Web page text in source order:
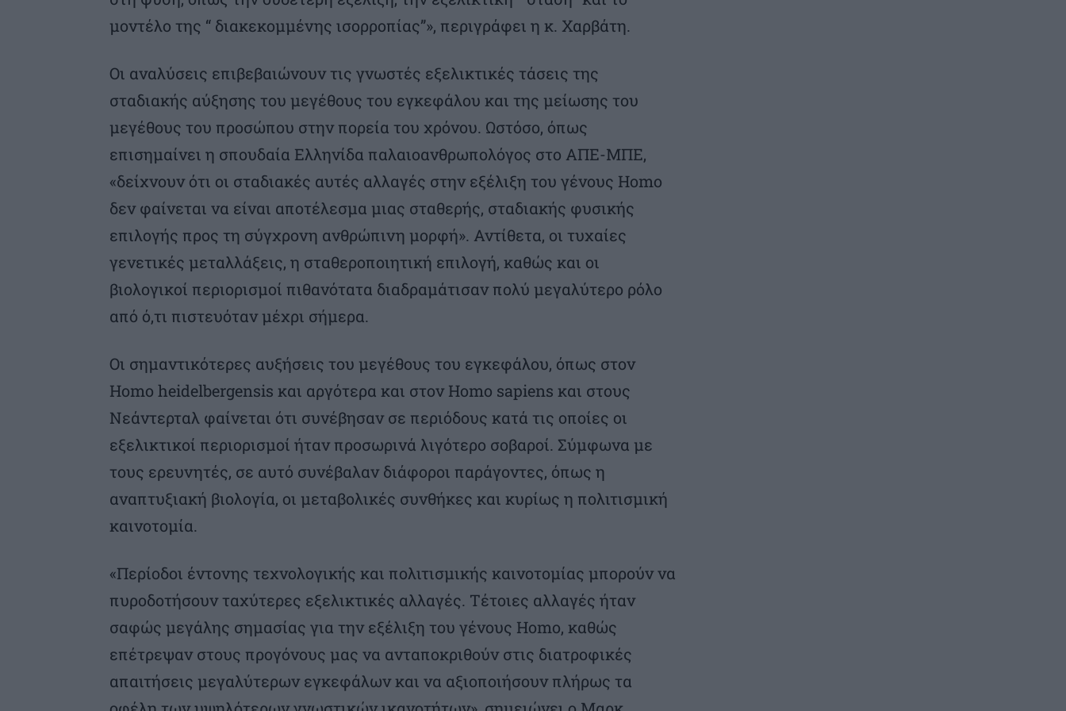
μοντέλο της “ διακεκομμένης ισορροπίας”», περιγράφει η κ. Χαρβάτη.
Οι αναλύσεις επιβεβαιώνουν τις γνωστές εξελικτικές τάσεις της
σταδιακής αύξησης του μεγέθους του εγκεφάλου και της μείωσης του
μεγέθους του προσώπου στην πορεία του χρόνου. Ωστόσο, όπως
επισημαίνει η σπουδαία Ελληνίδα παλαιοανθρωπολόγος στο ΑΠΕ-ΜΠΕ,
«δείχνουν ότι οι σταδιακές αυτές αλλαγές στην εξέλιξη του γένους Homo
δεν φαίνεται να είναι αποτέλεσμα μιας σταθερής, σταδιακής φυσικής
επιλογής προς τη σύγχρονη ανθρώπινη μορφή». Αντίθετα, οι τυχαίες
γενετικές μεταλλάξεις, η σταθεροποιητική επιλογή, καθώς και οι
βιολογικοί περιορισμοί πιθανότατα διαδραμάτισαν πολύ μεγαλύτερο ρόλο
από ό,τι πιστευόταν μέχρι σήμερα.
Οι σημαντικότερες αυξήσεις του μεγέθους του εγκεφάλου, όπως στον
Homo heidelbergensis και αργότερα και στον Homo sapiens και στους
Νεάντερταλ φαίνεται ότι συνέβησαν σε περιόδους κατά τις οποίες οι
εξελικτικοί περιορισμοί ήταν προσωρινά λιγότερο σοβαροί. Σύμφωνα με
τους ερευνητές, σε αυτό συνέβαλαν διάφοροι παράγοντες, όπως η
αναπτυξιακή βιολογία, οι μεταβολικές συνθήκες και κυρίως η πολιτισμική
καινοτομία.
«Περίοδοι έντονης τεχνολογικής και πολιτισμικής καινοτομίας μπορούν να
πυροδοτήσουν ταχύτερες εξελικτικές αλλαγές. Τέτοιες αλλαγές ήταν
σαφώς μεγάλης σημασίας για την εξέλιξη του γένους Homo, καθώς
επέτρεψαν στους προγόνους μας να ανταποκριθούν στις διατροφικές
απαιτήσεις μεγαλύτερων εγκεφάλων και να αξιοποιήσουν πλήρως τα